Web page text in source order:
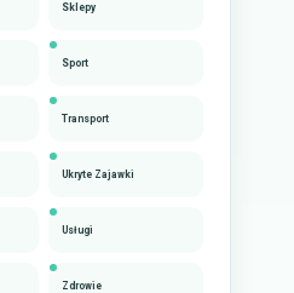
Sklepy
Sport
Transport
Ukryte Zajawki
Usługi
Zdrowie